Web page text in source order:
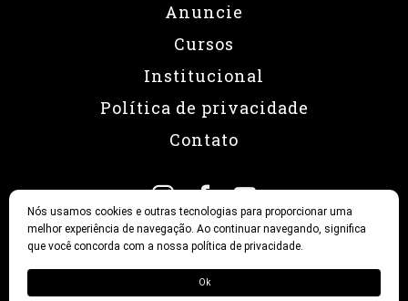
Anuncie
Cursos
Institucional
Política de privacidade
Contato
Nós usamos cookies e outras tecnologias para proporcionar uma
melhor experiência de navegação. Ao continuar navegando, significa
que você concorda com a nossa política de privacidade.
Ok